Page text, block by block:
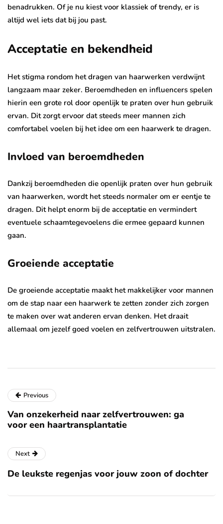
benadrukken. Of je nu kiest voor klassiek of trendy, er is
altijd wel iets dat bij jou past.
Acceptatie en bekendheid
Het stigma rondom het dragen van haarwerken verdwijnt
langzaam maar zeker. Beroemdheden en influencers spelen
hierin een grote rol door openlijk te praten over hun gebruik
ervan. Dit zorgt ervoor dat steeds meer mannen zich
comfortabel voelen bij het idee om een haarwerk te dragen.
Invloed van beroemdheden
Dankzij beroemdheden die openlijk praten over hun gebruik
van haarwerken, wordt het steeds normaler om er eentje te
dragen. Dit helpt enorm bij de acceptatie en vermindert
eventuele schaamtegevoelens die ermee gepaard kunnen
gaan.
Groeiende acceptatie
De groeiende acceptatie maakt het makkelijker voor mannen
om de stap naar een haarwerk te zetten zonder zich zorgen
te maken over wat anderen ervan denken. Het draait
allemaal om jezelf goed voelen en zelfvertrouwen uitstralen.
Previous
Van onzekerheid naar zelfvertrouwen: ga
voor een haartransplantatie
Next
De leukste regenjas voor jouw zoon of dochter